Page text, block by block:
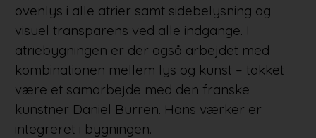
ovenlys i alle atrier samt sidebelysning og
visuel transparens ved alle indgange. I
atriebygningen er der også arbejdet med
kombinationen mellem lys og kunst – takket
være et samarbejde med den franske
kunstner Daniel Burren. Hans værker er
integreret i bygningen.